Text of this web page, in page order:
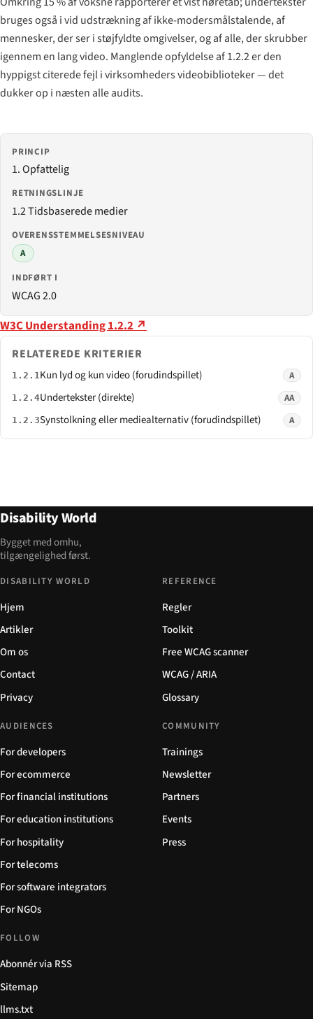
bruges også i vid udstrækning af ikke-modersmålstalende, af
mennesker, der ser i støjfyldte omgivelser, og af alle, der skrubber
igennem en lang video. Manglende opfyldelse af 1.2.2 er den
hyppigst citerede fejl i virksomheders videobiblioteker — det
dukker op i næsten alle audits.
PRINCIP
1. Opfattelig
RETNINGSLINJE
1.2 Tidsbaserede medier
OVERENSSTEMMELSESNIVEAU
A
INDFØRT I
WCAG 2.0
W3C Understanding 1.2.2 ↗
RELATEREDE KRITERIER
1.2.1 Kun lyd og kun video (forudindspillet) A
1.2.4Undertekster (direkte) AA
1.2.3Synstolkning eller mediealternativ (forudindspillet) A
Disability World
Bygget med omhu,
tilgængelighed først.
DISABILITY WORLD
Hjem
Artikler
Om os
Contact
Privacy
REFERENCE
Regler
Toolkit
Free WCAG scanner
WCAG / ARIA
Glossary
AUDIENCES
For developers
For ecommerce
For financial institutions
For education institutions
For hospitality
For telecoms
For software integrators
For NGOs
COMMUNITY
Trainings
Newsletter
Partners
Events
Press
FOLLOW
Abonnér via RSS
Sitemap
llms.txt